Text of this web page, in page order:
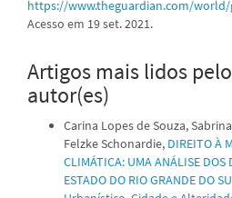
https://www.theguardian.com/
Acesso em 19 set. 2021.
Artigos mais lidos
autor(es)
Carina Lopes de Souza,
Felzke Schonardie, DIREITO À
CLIMÁTICA: UMA ANÁLISE DOS
ESTADO DO RIO GRANDE DO